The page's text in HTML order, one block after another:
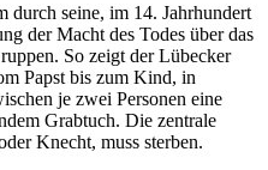
durch seine, im 14. Jahrhundert
der Macht des Todes über das
So zeigt der Lübecker
Papst bis zum Kind, in
je zwei Personen eine
Grabtuch. Die zentrale
Knecht, muss sterben.